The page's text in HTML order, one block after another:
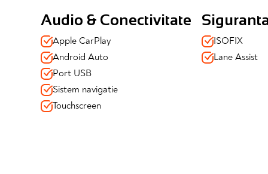
Dotări și echipamente:
Siguranță & Sisteme Asistate:
✔️Lane Assist (asistent menținere bandă)
✔️Senzori de parcare spate
✔️Senzori ploaie+senzori lumină
✔️Sistem de prindere Isofix
✔️Auto-Hold
✔️Senzori de parcare fata/spate
Audio & Conectivitate
Apple CarPlay
Android Auto
Port USB
Sistem navigatie
Touchscreen
ISOFIX
Lane Assist